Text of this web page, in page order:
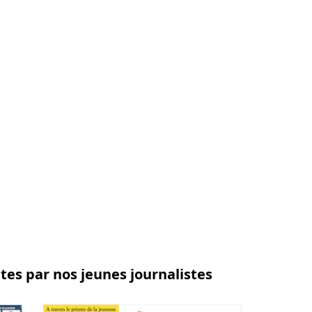
par nos jeunes journalistes